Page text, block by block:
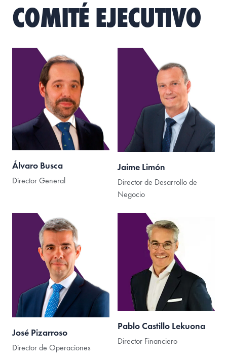
COMITÉ EJECUTIVO
Álvaro Busca
Director General
Jaime Limón
Director de Desarrollo de
Negocio
José Pizarroso
Director de Operaciones
Pablo Castillo Lekuona
Director Financiero